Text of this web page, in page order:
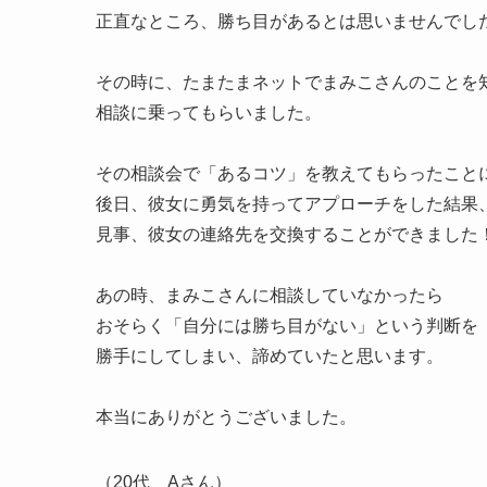
正直なところ、勝ち目があるとは思いませんでし
その時に、たまたまネットでまみこさんのことを
相談に乗ってもらいました。
その相談会で「あるコツ」を教えてもらったこと
後日、彼女に勇気を持ってアプローチをした結果、
見事、彼女の連絡先を交換することができました！
あの時、まみこさんに相談していなかったら
おそらく「自分には勝ち目がない」という判断を
勝手にしてしまい、諦めていたと思います。
本当にありがとうございました。
（20代 Aさん）